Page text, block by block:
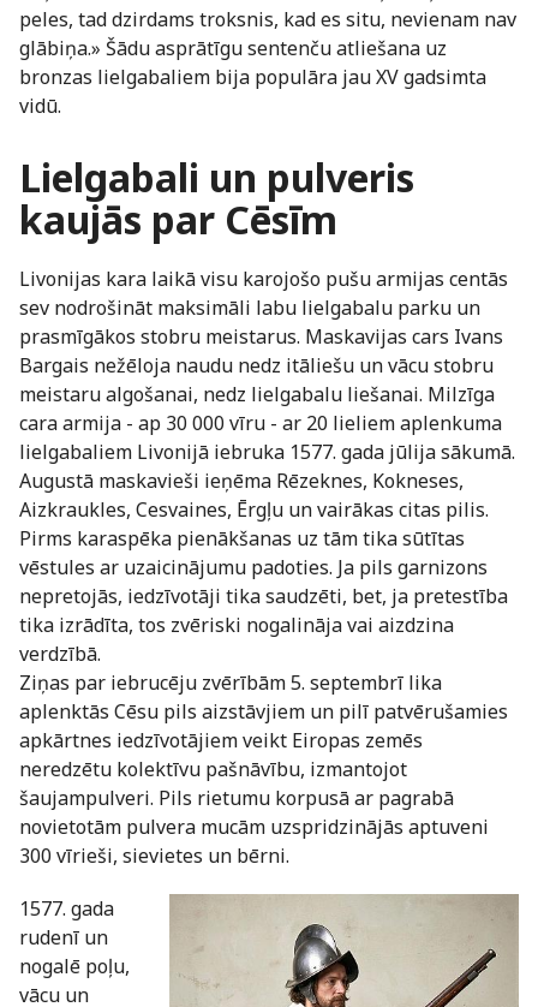
peles, tad dzirdams troksnis, kad es situ, nevienam nav
glābiņa.» Šādu asprātīgu sentenču atliešana uz
bronzas lielgabaliem bija populāra jau XV gadsimta
vidū.
Lielgabali un pulveris
kaujās par Cēsīm
Livonijas kara laikā visu karojošo pušu armijas centās
sev nodrošināt maksimāli labu lielgabalu parku un
prasmīgākos stobru meistarus. Maskavijas cars Ivans
Bargais nežēloja naudu nedz itāliešu un vācu stobru
meistaru algošanai, nedz lielgabalu liešanai. Milzīga
cara armija - ap 30 000 vīru - ar 20 lieliem aplenkuma
lielgabaliem Livonijā iebruka 1577. gada jūlija sākumā.
Augustā maskavieši ieņēma Rēzeknes, Kokneses,
Aizkraukles, Cesvaines, Ērgļu un vairākas citas pilis.
Pirms karaspēka pienākšanas uz tām tika sūtītas
vēstules ar uzaicinājumu padoties. Ja pils garnizons
nepretojās, iedzīvotāji tika saudzēti, bet, ja pretestība
tika izrādīta, tos zvēriski nogalināja vai aizdzina
verdzībā.
Ziņas par iebrucēju zvērībām 5. septembrī lika
aplenktās Cēsu pils aizstāvjiem un pilī patvērušamies
apkārtnes iedzīvotājiem veikt Eiropas zemēs
neredzētu kolektīvu pašnāvību, izmantojot
šaujampulveri. Pils rietumu korpusā ar pagrabā
novietotām pulvera mucām uzspridzinājās aptuveni
300 vīrieši, sievietes un bērni.
1577. gada
rudenī un
nogalē poļu,
vācu un